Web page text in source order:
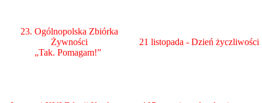
23. Ogólnopolska Zbiórka
Żywności
„Tak. Pomagam!”
21 listopada - Dzień życzliwości